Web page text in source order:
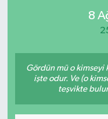
8
Gördün mü o kimseyi
işte odur. Ve (o
teşvikte